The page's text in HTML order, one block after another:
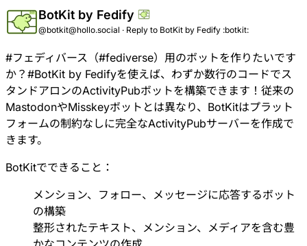
BotKit by Fedify
@botkit@hollo.social · Reply to BotKit by Fedify :botkit:
#フェディバース （#fediverse）用のボットを作りたいです
か？ #BotKit by Fedifyを使えば、わずか数行のコードでス
タンドアロンのActivityPubボットを構築できます！従来の
MastodonやMisskeyボットとは異なり、BotKitはプラット
フォームの制約なしに完全なActivityPubサーバーを作成で
きます。
BotKitでできること：
メンション、フォロー、メッセージに応答するボット
の構築
整形されたテキスト、メンション、メディアを含む豊